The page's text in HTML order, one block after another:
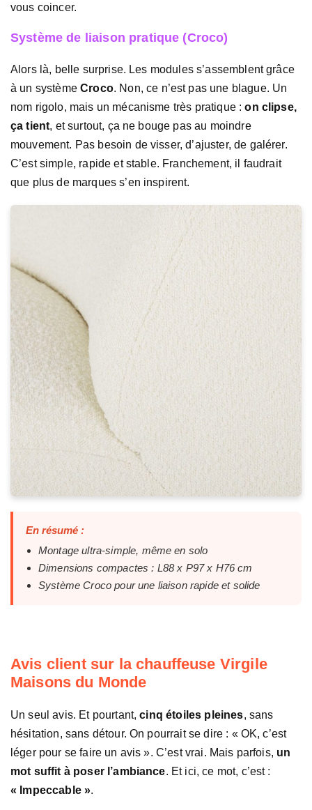
vous coincer.
Système de liaison pratique (Croco)
Alors là, belle surprise. Les modules s’assemblent grâce
à un systèmeCroco. Non, ce n’est pas une blague. Un
nom rigolo, mais un mécanisme très pratique :on clipse,
ça tient, et surtout, ça ne bouge pas au moindre
mouvement. Pas besoin de visser, d’ajuster, de galérer.
C’est simple, rapide et stable. Franchement, il faudrait
que plus de marques s’en inspirent.
En résumé :
Montage ultra-simple, même en solo
Dimensions compactes : L88 x P97 x H76 cm
Système Croco pour une liaison rapide et solide
Avis client sur la chauffeuse Virgile
Maisons du Monde
Un seul avis. Et pourtant,cinq étoiles pleines, sans
hésitation, sans détour. On pourrait se dire : « OK, c’est
léger pour se faire un avis ». C’est vrai. Mais parfois, un
mot suffit à poser l’ambiance. Et ici, ce mot, c’est :
« Impeccable ».